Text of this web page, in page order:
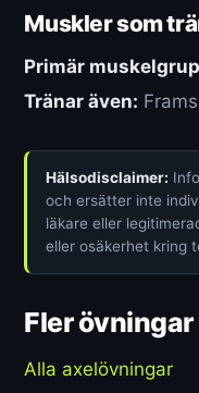
Muskler som
Primär
Tränar även:
Hälsodisclaimer:
och ersätter inte
läkare eller
eller osäkerhet kring
Fler övningar
Alla axelövningar